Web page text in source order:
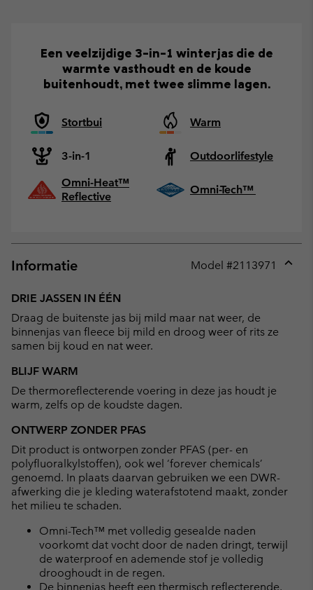
Een veelzijdige 3-in-1 winterjas die de
warmte vasthoudt en de koude
buitenhoudt, met twee slimme lagen.
Stortbui Warm
3-in-1
Outdoorlifestyle
Omni-Heat™
Reflective
Omni-Tech™
Informatie Model #2113971
DRIE JASSEN IN ÉÉN
Draag de buitenste jas bij mild maar nat weer, de
binnenjas van fleece bij mild en droog weer of rits ze
samen bij koud en nat weer.
BLIJF WARM
De thermoreflecterende voering in deze jas houdt je
warm, zelfs op de koudste dagen.
ONTWERP ZONDER PFAS
Dit product is ontworpen zonder PFAS (per- en
polyfluoralkylstoffen), ook wel ‘forever chemicals’
genoemd. In plaats daarvan gebruiken we een DWR-
afwerking die je kleding waterafstotend maakt, zonder
het milieu te schaden.
Omni-Tech™ met volledig gesealde naden
voorkomt dat vocht door de naden dringt, terwijl
de waterproof en ademende stof je volledig
drooghoudt in de regen.
De binnenjas heeft een thermisch reflecterende,